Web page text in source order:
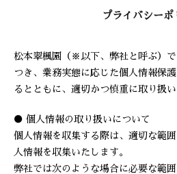
プライバシーポ
松本翠楓園（※以下、弊社と呼ぶ）
つき、業務実態に応じた個人情報保
るとともに、適切かつ慎重に取り扱い
● 個人情報の取り扱いについて
個人情報を収集する際は、適切な範
人情報を収集いたします。
弊社では次のような場合に必要な範